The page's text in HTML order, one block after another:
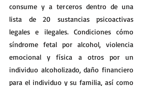
consume y a terceros dentro de una
lista de 20 sustancias psicoactivas
legales e ilegales. Condiciones cómo
síndrome fetal por alcohol, violencia
emocional y física a otros por un
individuo alcoholizado, daño financiero
para el individuo y su familia, así como